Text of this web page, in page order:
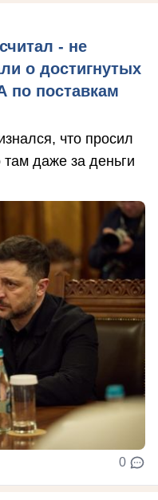
- не
о достигнутых
по поставкам
что просил
даже за деньги
0